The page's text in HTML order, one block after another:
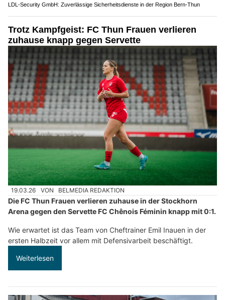
LDL-Security GmbH: Zuverlässige Sicherheitsdienste in der Region Bern-Thun
Trotz Kampfgeist: FC Thun Frauen verlieren
zuhause knapp gegen Servette
19.03.26 VON BELMEDIA REDAKTION
Die FC Thun Frauen verlieren zuhause in der Stockhorn
Arena gegen den Servette FC Chênois Féminin knapp mit 0:1.
Wie erwartet ist das Team von Cheftrainer Emil Inauen in der
ersten Halbzeit vor allem mit Defensivarbeit beschäftigt.
Weiterlesen